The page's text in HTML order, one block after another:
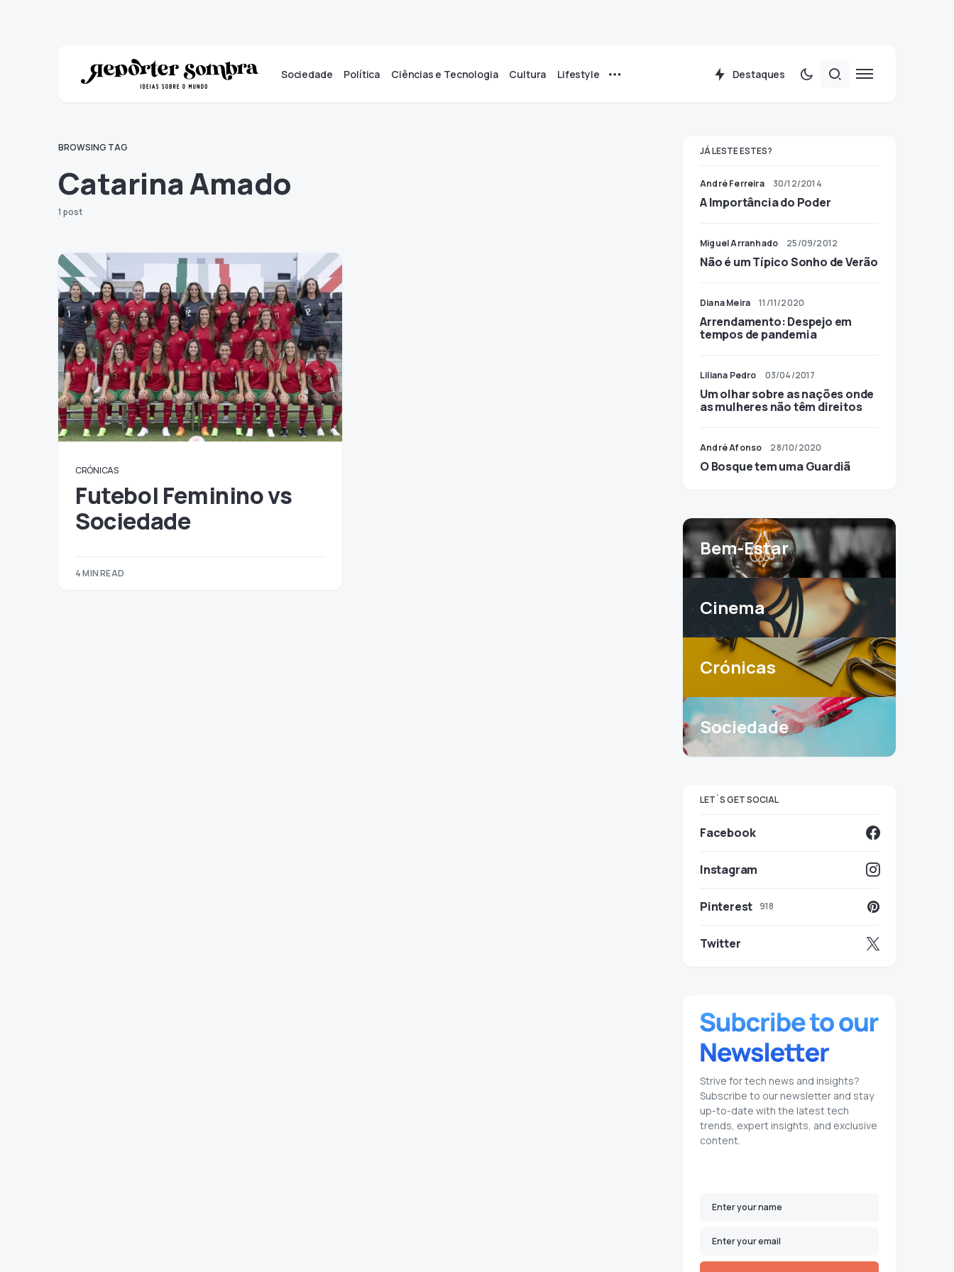
Sociedade Política Ciências e Tecnologia Cultura Lifestyle Destaques
BROWSING TAG
Catarina Amado
1 post
CRÓNICAS
Futebol Feminino vs
Sociedade
4 MIN READ
JÁ LESTE ESTES?
André Ferreira 30/12/2014
A Importância do Poder
Miguel Arranhado 25/09/2012
Não é um Típico Sonho de Verão
Diana Meira 11/11/2020
Arrendamento: Despejo em
tempos de pandemia
Liliana Pedro 03/04/2017
Um olhar sobre as nações onde
as mulheres não têm direitos
André Afonso 28/10/2020
O Bosque tem uma Guardiã
Bem-Estar
Cinema
Crónicas
Sociedade
LET`S GET SOCIAL
Facebook
Instagram
Pinterest 918
Twitter
Strive for tech news and insights?
Subscribe to our newsletter and stay
up-to-date with the latest tech
trends, expert insights, and exclusive
content.